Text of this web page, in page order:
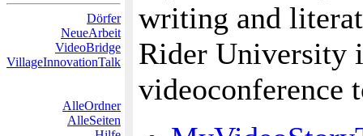
Dörfer
NeueArbeit
VideoBridge
VillageInnovationTalk
AlleOrdner
AlleSeiten
writing and
Rider University
videoconference